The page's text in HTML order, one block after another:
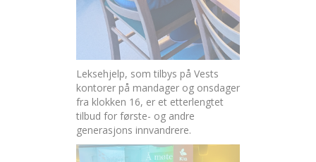
Leksehjelp, som tilbys på Vests
kontorer på mandager og onsdager
fra klokken 16, er et etterlengtet
tilbud for første- og andre
generasjons innvandrere.